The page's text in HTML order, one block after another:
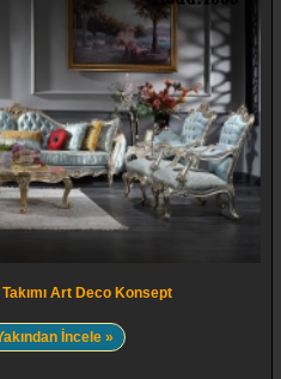
Art Deco Konsept
İncele »